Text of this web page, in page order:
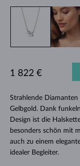
Strahlende Diamanten
Gelbgold. Dank
Design ist die
besonders schön mit
auch zu einem
idealer Begleiter.
1 822 €